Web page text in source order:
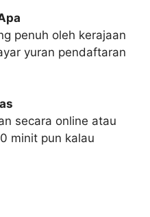
penuh oleh kerajaan
yuran pendaftaran
secara online atau
minit pun kalau